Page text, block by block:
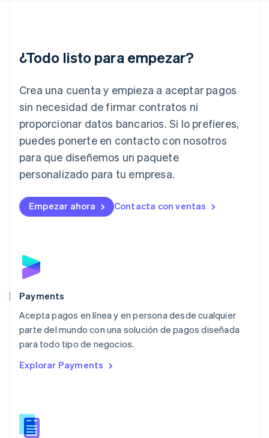
¿Todo listo para empezar?
Crea una cuenta y empieza a aceptar pagos
sin necesidad de firmar contratos ni
proporcionar datos bancarios. Si lo prefieres,
puedes ponerte en contacto con nosotros
para que diseñemos un paquete
personalizado para tu empresa.
Empezar ahora Contacta con ventas
Payments
Acepta pagos en línea y en persona desde cualquier
parte del mundo con una solución de pagos diseñada
para todo tipo de negocios.
Explorar Payments
Irlanda
Italia
English
Japón
日本語English
Letonia
Liechtenstein
DeutschEnglish
English
Luxemburgo
Malta
English
EspañolEnglish
English
Nueva Zelandia
English
NederlandsEnglish
Português
RAE de Hong Kong, China